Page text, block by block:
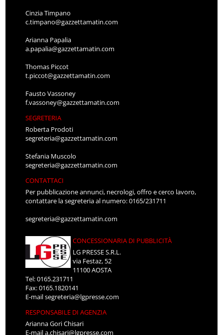
Cinzia Timpano
c.timpano@gazzettamatin.com
Arianna Papalia
a.papalia@gazzettamatin.com
Thomas Piccot
t.piccot@gazzettamatin.com
Fausto Vassoney
f.vassoney@gazzettamatin.com
SEGRETERIA
Roberta Prodoti
segreteria@gazzettamatin.com
Stefania Muscolo
segreteria@gazzettamatin.com
CONTATTACI
Per pubblicazione annunci, necrologi, offro e cerco lavoro,
contattare la segreteria al numero: 0165/231711
segreteria@gazzettamatin.com
CONCESSIONARIA DI PUBBLICITÀ
LG PRESSE S.R.L.
via Festaz, 52
11100 AOSTA
Tel: 0165.231711
Fax: 0165.1820141
E-mailsegreteria@lgpresse.com
RESPONSABILE DI AGENZIA
Arianna Gori Chisari
E-maila.chisari@lgpresse.com